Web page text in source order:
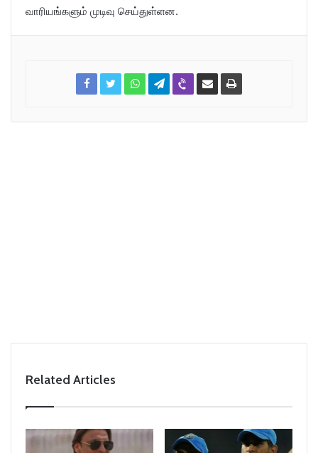
வாரியங்களும் முடிவு செய்துள்ளன.
Related Articles